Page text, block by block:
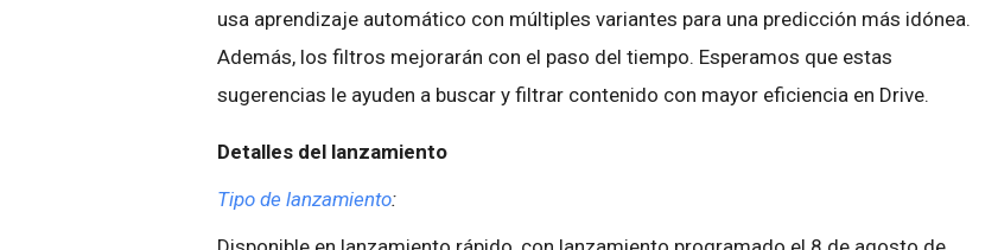
usa aprendizaje automático con múltiples variantes para una predicción más idónea.
Además, los filtros mejorarán con el paso del tiempo. Esperamos que estas
sugerencias le ayuden a buscar y filtrar contenido con mayor eficiencia en Drive.
Detalles del lanzamiento
Tipo de lanzamiento: